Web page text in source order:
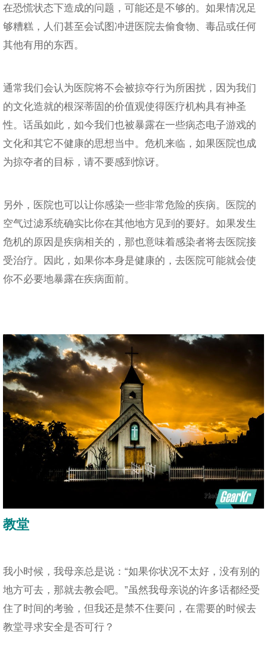
在恐慌状态下造成的问题，可能还是不够的。如果情况足
够糟糕，人们甚至会试图冲进医院去偷食物、毒品或任何
其他有用的东西。
通常我们会认为医院将不会被掠夺行为所困扰，因为我们
的文化造就的根深蒂固的价值观使得医疗机构具有神圣
性。话虽如此，如今我们也被暴露在一些病态电子游戏的
文化和其它不健康的思想当中。危机来临，如果医院也成
为掠夺者的目标，请不要感到惊讶。
另外，医院也可以让你感染一些非常危险的疾病。医院的
空气过滤系统确实比你在其他地方见到的要好。如果发生
危机的原因是疾病相关的，那也意味着感染者将去医院接
受治疗。因此，如果你本身是健康的，去医院可能就会使
你不必要地暴露在疾病面前。
教堂
我小时候，我母亲总是说：“如果你状况不太好，没有别的
地方可去，那就去教会吧。”虽然我母亲说的许多话都经受
住了时间的考验，但我还是禁不住要问，在需要的时候去
教堂寻求安全是否可行？